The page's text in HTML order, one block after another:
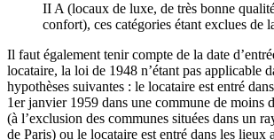
II A (locaux de luxe, de très bonne
confort), ces catégories étant exclues de
Il faut également tenir compte de la date
locataire, la loi de 1948 n’étant pas applicable
hypothèses suivantes : le locataire est entré
1er janvier 1959 dans une commune de moins
(à l’exclusion des communes situées dans un
de Paris) ou le locataire est entré dans les lieux